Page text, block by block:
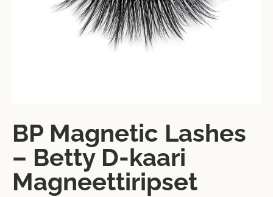
BP Magnetic Lashes
– Betty D-kaari
Magneettiripset